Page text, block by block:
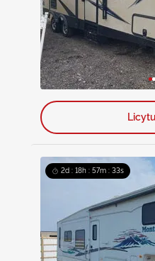
2d : 18h : 57m : 32s